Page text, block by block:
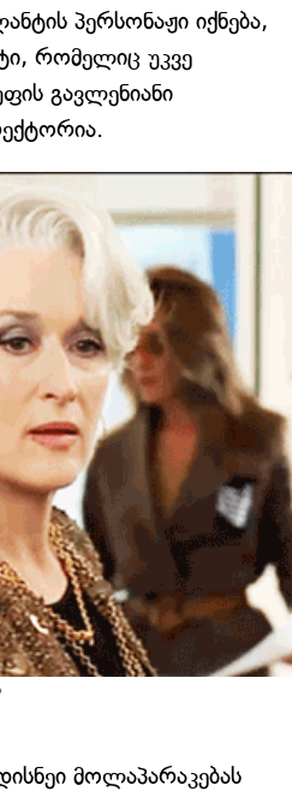
პერსონაჟი იქნება,
რომელიც უკვე
გავლენიანი
მოლაპარაკებას